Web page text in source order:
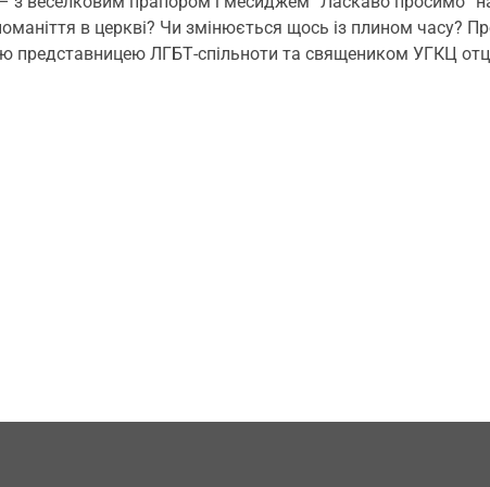
в церкві? Чи змінюється щось із плином часу?
представницею ЛГБТ-спільноти та священиком УГКЦ